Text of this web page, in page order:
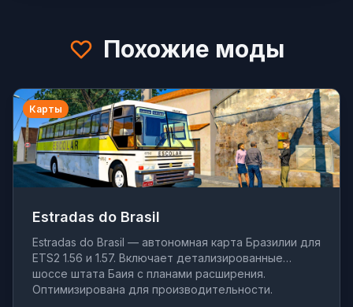
Похожие моды
Карты
Estradas do Brasil
Estradas do Brasil — автономная карта Бразилии для
ETS2 1.56 и 1.57. Включает детализированные
шоссе штата Баия с планами расширения.
Оптимизирована для производительности.